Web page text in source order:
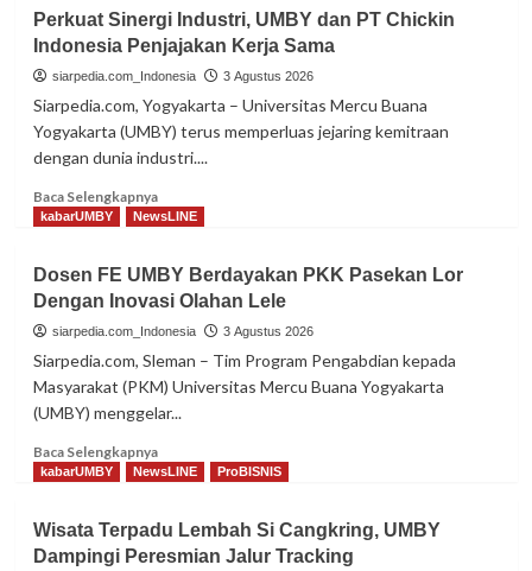
Dosen
Psikologi
UMBY
Tampil
di
ICAEPSS
2026
Australia
Perkuat Sinergi Industri, UMBY dan PT Chickin
Indonesia Penjajakan Kerja Sama
siarpedia.com_Indonesia 3 Agustus 2026
Siarpedia.com, Yogyakarta – Universitas Mercu Buana
Yogyakarta (UMBY) terus memperluas jejaring kemitraan
dengan dunia industri....
Baca SelengkapnyaRead
more
Sinergi
Industri,
UMBY
Chickin
Indonesia
Kerja
Sama
kabarUMBY NewsLINE
Dosen FE UMBY Berdayakan PKK Pasekan Lor
Dengan Inovasi Olahan Lele
siarpedia.com_Indonesia 3 Agustus 2026
Siarpedia.com, Sleman – Tim Program Pengabdian kepada
Masyarakat (PKM) Universitas Mercu Buana Yogyakarta
(UMBY) menggelar...
Baca SelengkapnyaRead
more
FE
UMBY
kabarUMBY NewsLINE ProBISNIS
Wisata Terpadu Lembah Si Cangkring, UMBY
Dampingi Peresmian Jalur Tracking